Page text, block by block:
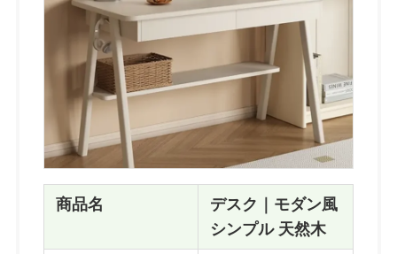
商品名
デスク｜モダン風
シンプル 天然木